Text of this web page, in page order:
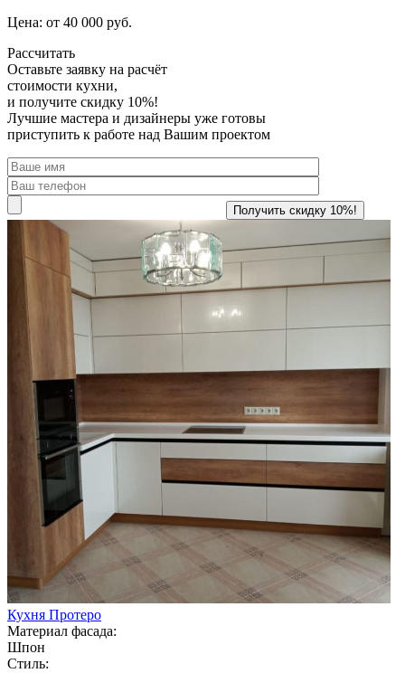
Цена: от 40 000 руб.
Рассчитать
Оставьте заявку на расчёт
стоимости кухни,
и получите скидку 10%!
Лучшие мастера и дизайнеры уже готовы
приступить к работе над Вашим проектом
Кухня Протеро
Материал фасада:
Шпон
Стиль: